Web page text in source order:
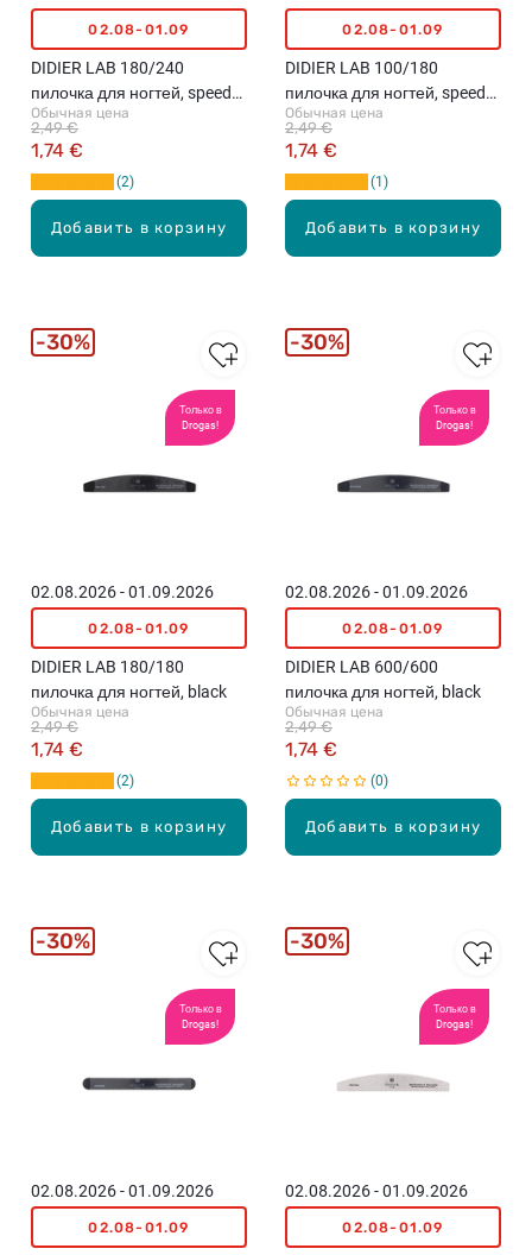
Добавить в корзину
02.08-01.09
DIDIER LAB 180/240
пилочка для ногтей, speedy
zebra
Обычная цена
1,74 €
2,49 €
2
Добавить в корзину
02.08-01.09
DIDIER LAB 100/180
пилочка для ногтей, speede
white
Обычная цена
1,74 €
2,49 €
1
Только в
Drogas!
Добавить в корзину
02.08.2026 - 01.09.2026
02.08-01.09
DIDIER LAB 180/180
пилочка для ногтей, black
Обычная цена
1,74 €
2,49 €
2
30%
Только в
Drogas!
Добавить в корзину
02.08.2026 - 01.09.2026
02.08-01.09
DIDIER LAB 600/600
пилочка для ногтей, black
Обычная цена
1,74 €
2,49 €
0
30%
Только в
Drogas!
02.08.2026 - 01.09.2026
02.08-01.09
30%
Только в
Drogas!
02.08.2026 - 01.09.2026
02.08-01.09
30%